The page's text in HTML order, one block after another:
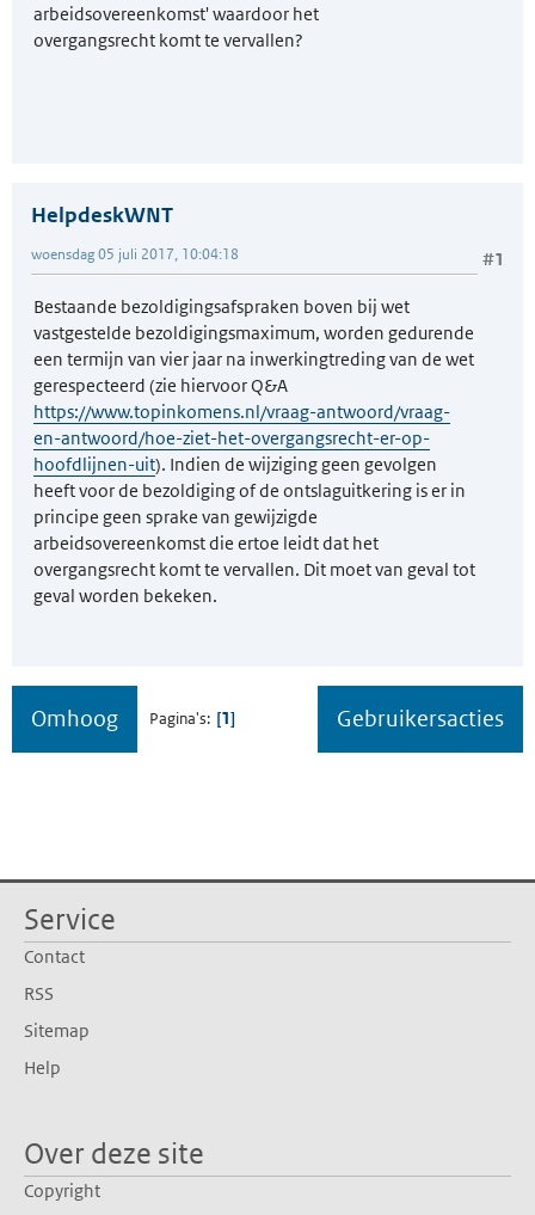
arbeidsovereenkomst' waardoor het
overgangsrecht komt te vervallen?
HelpdeskWNT
#1
woensdag 05 juli 2017, 10:04:18
Bestaande bezoldigingsafspraken boven bij wet
vastgestelde bezoldigingsmaximum, worden gedurende
een termijn van vier jaar na inwerkingtreding van de wet
gerespecteerd (zie hiervoor Q&A
https://www.topinkomens.nl/vraag-antwoord/vraag-
en-antwoord/hoe-ziet-het-overgangsrecht-er-op-
hoofdlijnen-uit). Indien de wijziging geen gevolgen
heeft voor de bezoldiging of de ontslaguitkering is er in
principe geen sprake van gewijzigde
arbeidsovereenkomst die ertoe leidt dat het
overgangsrecht komt te vervallen. Dit moet van geval tot
geval worden bekeken.
Omhoog Pagina's 1 Gebruikersacties
Service
Contact
RSS
Sitemap
Help
Over deze site
Copyright